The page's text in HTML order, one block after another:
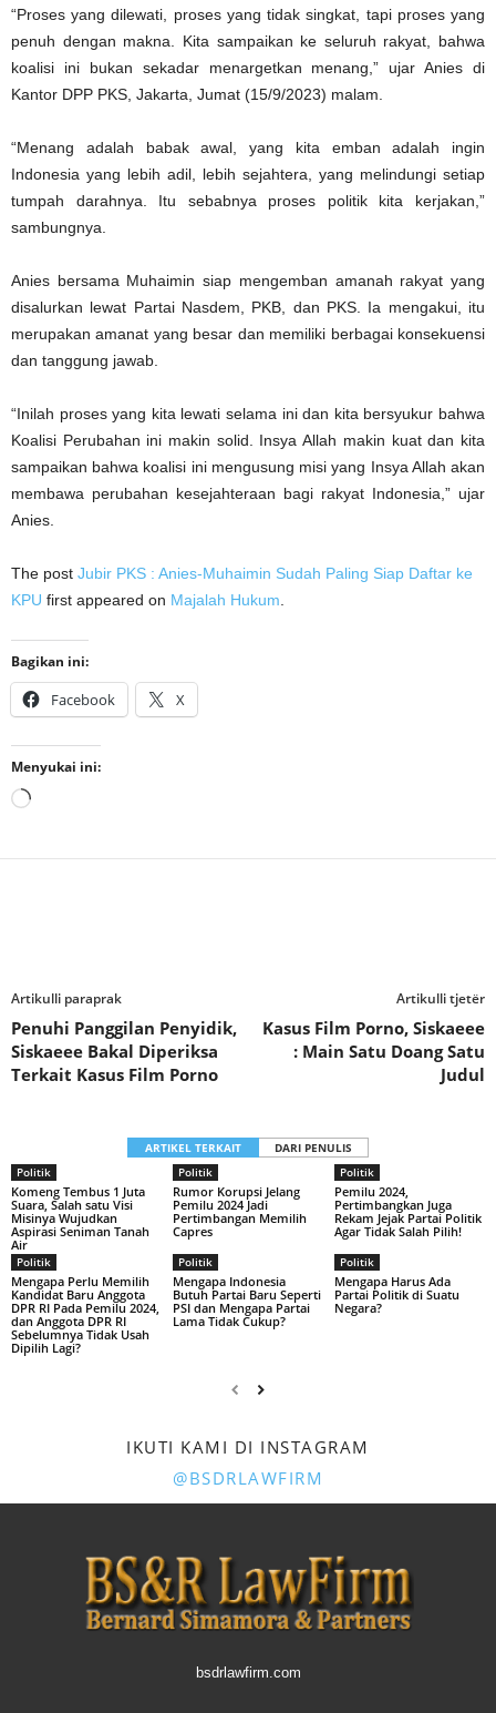
“Proses yang dilewati, proses yang tidak singkat, tapi proses yang
penuh dengan makna. Kita sampaikan ke seluruh rakyat, bahwa
koalisi ini bukan sekadar menargetkan menang,” ujar Anies di
Kantor DPP PKS, Jakarta, Jumat (15/9/2023) malam.
“Menang adalah babak awal, yang kita emban adalah ingin
Indonesia yang lebih adil, lebih sejahtera, yang melindungi setiap
tumpah darahnya. Itu sebabnya proses politik kita kerjakan,”
sambungnya.
Anies bersama Muhaimin siap mengemban amanah rakyat yang
disalurkan lewat Partai Nasdem, PKB, dan PKS. Ia mengakui, itu
merupakan amanat yang besar dan memiliki berbagai konsekuensi
dan tanggung jawab.
“Inilah proses yang kita lewati selama ini dan kita bersyukur bahwa
Koalisi Perubahan ini makin solid. Insya Allah makin kuat dan kita
sampaikan bahwa koalisi ini mengusung misi yang Insya Allah akan
membawa perubahan kesejahteraan bagi rakyat Indonesia,” ujar
Anies.
The post Jubir PKS : Anies-Muhaimin Sudah Paling Siap Daftar ke
KPU first appeared on Majalah Hukum
Bagikan ini:
Facebook X
Menyukai ini:
Memuat...
Artikulli paraprak
Penuhi Panggilan Penyidik,
Siskaeee Bakal Diperiksa
Terkait Kasus Film Porno
Artikulli tjetër
Kasus Film Porno, Siskaeee
: Main Satu Doang Satu
Judul
ARTIKEL TERKAIT
DARI PENULIS
Politik
Komeng Tembus 1 Juta
Suara, Salah satu Visi
Misinya Wujudkan
Aspirasi Seniman Tanah
Air
Politik
Rumor Korupsi Jelang
Pemilu 2024 Jadi
Pertimbangan Memilih
Capres
Politik
Pemilu 2024,
Pertimbangkan Juga
Rekam Jejak Partai Politik
Agar Tidak Salah Pilih!
Politik
Mengapa Perlu Memilih
Kandidat Baru Anggota
DPR RI Pada Pemilu 2024,
dan Anggota DPR RI
Sebelumnya Tidak Usah
Dipilih Lagi?
Politik
Mengapa Indonesia
Butuh Partai Baru Seperti
PSI dan Mengapa Partai
Lama Tidak Cukup?
Politik
Mengapa Harus Ada
Partai Politik di Suatu
Negara?
IKUTI KAMI DI INSTAGRAM
@BSDRLAWFIRM
bsdrlawfirm.com